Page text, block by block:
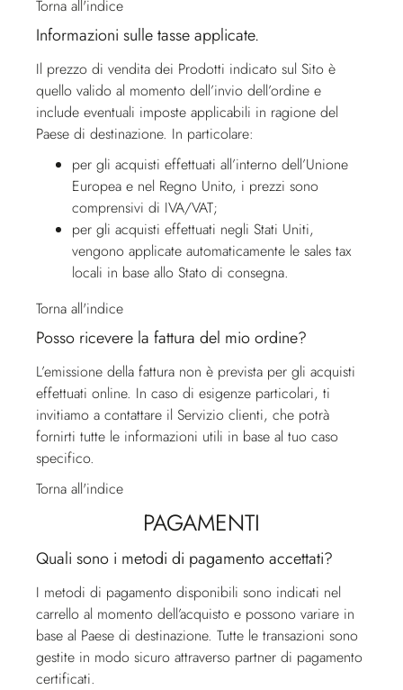
Torna all'indice
Informazioni sulle tasse applicate.
Il prezzo di vendita dei Prodotti indicato sul Sito è
quello valido al momento dell’invio dell’ordine e
include eventuali imposte applicabili in ragione del
Paese di destinazione. In particolare:
per gli acquisti effettuati all’interno dell’Unione
Europea e nel Regno Unito, i prezzi sono
comprensivi di IVA/VAT;
per gli acquisti effettuati negli Stati Uniti,
vengono applicate automaticamente le sales tax
locali in base allo Stato di consegna.
Torna all'indice
Posso ricevere la fattura del mio ordine?
L’emissione della fattura non è prevista per gli acquisti
effettuati online. In caso di esigenze particolari, ti
invitiamo a contattare il Servizio clienti, che potrà
fornirti tutte le informazioni utili in base al tuo caso
specifico.
Torna all'indice
PAGAMENTI
Quali sono i metodi di pagamento accettati?
I metodi di pagamento disponibili sono indicati nel
carrello al momento dell’acquisto e possono variare in
base al Paese di destinazione. Tutte le transazioni sono
gestite in modo sicuro attraverso partner di pagamento
certificati.